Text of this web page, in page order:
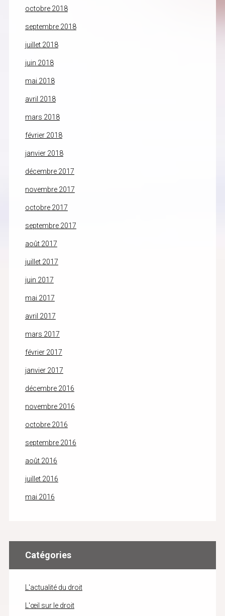
octobre 2018
septembre 2018
juillet 2018
juin 2018
mai 2018
avril 2018
mars 2018
février 2018
janvier 2018
décembre 2017
novembre 2017
octobre 2017
septembre 2017
août 2017
juillet 2017
juin 2017
mai 2017
avril 2017
mars 2017
février 2017
janvier 2017
décembre 2016
novembre 2016
octobre 2016
septembre 2016
août 2016
juillet 2016
mai 2016
Catégories
L'actualité du droit
L'œil sur le droit